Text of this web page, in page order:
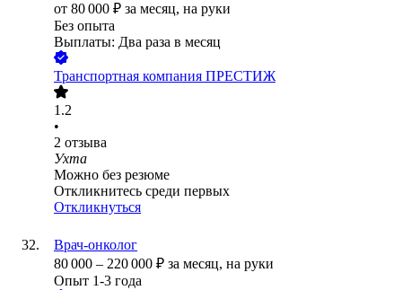
от 80 000 ₽ за месяц, на руки
Без опыта
Выплаты: Два раза в месяц
Транспортная компания ПРЕСТИЖ
1.2
•
2 отзыва
Ухта
Можно без резюме
Откликнитесь среди первых
Откликнуться
Врач-онколог
80 000 – 220 000 ₽ за месяц, на руки
Опыт 1-3 года